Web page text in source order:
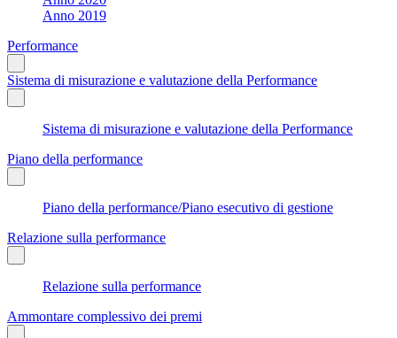
Anno 2019
Performance
Sistema di misurazione e valutazione della Performance
Sistema di misurazione e valutazione della Performance
Piano della performance
Piano della performance/Piano esecutivo di gestione
Relazione sulla performance
Relazione sulla performance
Ammontare complessivo dei premi